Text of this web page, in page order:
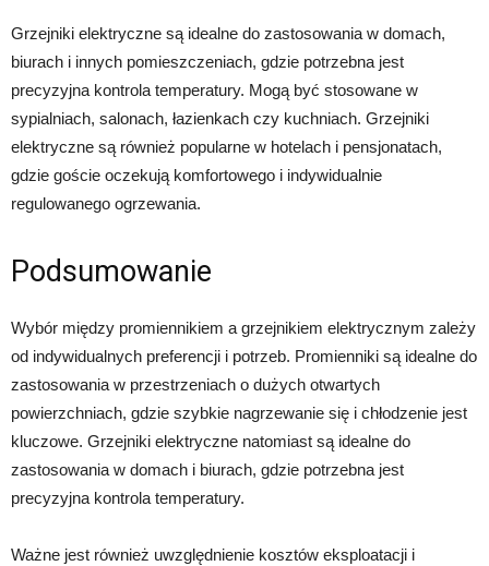
Grzejniki elektryczne są idealne do zastosowania w domach,
biurach i innych pomieszczeniach, gdzie potrzebna jest
precyzyjna kontrola temperatury. Mogą być stosowane w
sypialniach, salonach, łazienkach czy kuchniach. Grzejniki
elektryczne są również popularne w hotelach i pensjonatach,
gdzie goście oczekują komfortowego i indywidualnie
regulowanego ogrzewania.
Podsumowanie
Wybór między promiennikiem a grzejnikiem elektrycznym zależy
od indywidualnych preferencji i potrzeb. Promienniki są idealne do
zastosowania w przestrzeniach o dużych otwartych
powierzchniach, gdzie szybkie nagrzewanie się i chłodzenie jest
kluczowe. Grzejniki elektryczne natomiast są idealne do
zastosowania w domach i biurach, gdzie potrzebna jest
precyzyjna kontrola temperatury.
Ważne jest również uwzględnienie kosztów eksploatacji i